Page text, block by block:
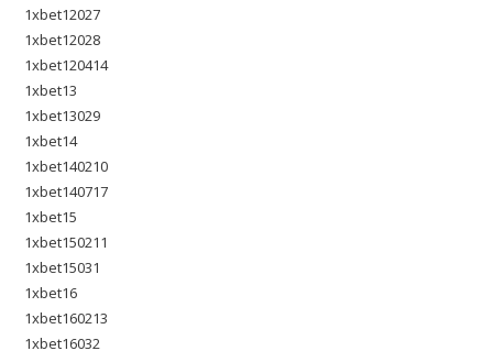
1xbet12027
1xbet12028
1xbet120414
1xbet13
1xbet13029
1xbet14
1xbet140210
1xbet140717
1xbet15
1xbet150211
1xbet15031
1xbet16
1xbet160213
1xbet16032